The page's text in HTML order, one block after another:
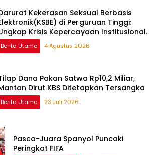
Kekerasan Seksual Berbasis
di Perguruan Tinggi:
Krisis Kepercayaan Institusional.
Berita Utama 4 Agustus 2026
Dana Pakan Satwa Rp10,2 Miliar,
Dirut KBS Ditetapkan Tersangka
Berita Utama 23 Juli 2026
Pasca-Juara Spanyol Puncaki
Peringkat FIFA